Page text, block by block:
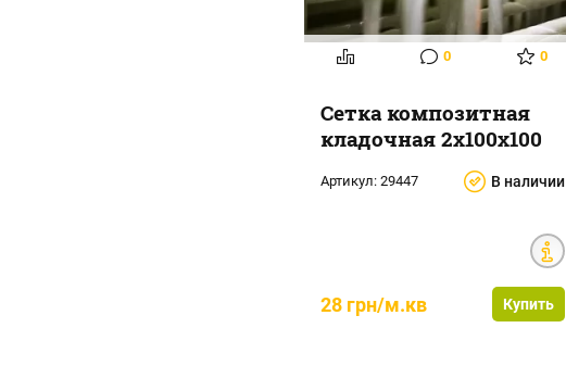
0 0
Сетка композитная
кладочная 2х100х100
Артикул: 29447 В наличии
28 грн/м.кв Купить